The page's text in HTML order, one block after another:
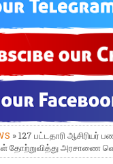
» 127 பட்டதாரி
தோற்றுவித்து அரசாணை